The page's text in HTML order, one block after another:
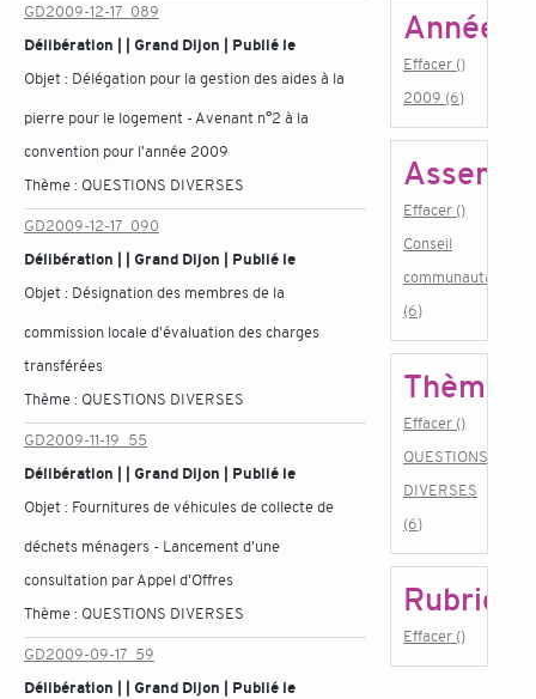
GD2009-12-17_089
Délibération | | Grand Dijon | Publié le
Objet : Délégation pour la gestion des aides à la
pierre pour le logement - Avenant n°2 à la
convention pour l'année 2009
Thème : QUESTIONS DIVERSES
GD2009-12-17_090
Délibération | | Grand Dijon | Publié le
Objet : Désignation des membres de la
commission locale d'évaluation des charges
transférées
Thème : QUESTIONS DIVERSES
GD2009-11-19_55
Délibération | | Grand Dijon | Publié le
Objet : Fournitures de véhicules de collecte de
déchets ménagers - Lancement d'une
consultation par Appel d'Offres
Thème : QUESTIONS DIVERSES
GD2009-09-17_59
Délibération | | Grand Dijon | Publié le
Année
Effacer ()
2009 (6)
Effacer ()
Conseil
communautaire
(6)
Thème
Effacer ()
QUESTIONS
DIVERSES
(6)
Rubrique
Effacer ()